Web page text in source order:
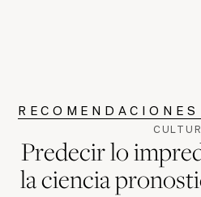
Predecir lo
la ciencia